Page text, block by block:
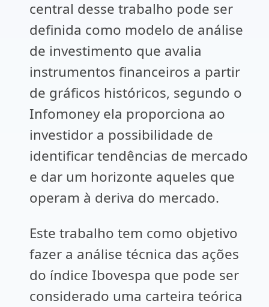
central desse trabalho pode ser
definida como modelo de análise
de investimento que avalia
instrumentos financeiros a partir
de gráficos históricos, segundo o
Infomoney ela proporciona ao
investidor a possibilidade de
identificar tendências de mercado
e dar um horizonte aqueles que
operam à deriva do mercado.
Este trabalho tem como objetivo
fazer a análise técnica das ações
do índice Ibovespa que pode ser
considerado uma carteira teórica